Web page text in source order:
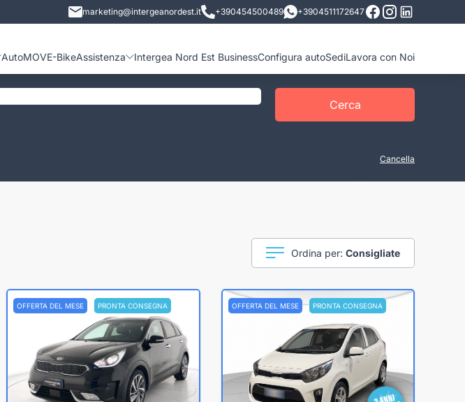
marketing@intergeanordest.it +390454500489 +3904511172647
AutoMOVE-BikeAssistenza Intergea Nord Est BusinessConfigura autoSediLavora con Noi
Cerca
Cancella
Ordina per: Consigliate
OFFERTA DEL MESE PRONTA CONSEGNA OFFERTA DEL MESE PRONTA CONSEGNA